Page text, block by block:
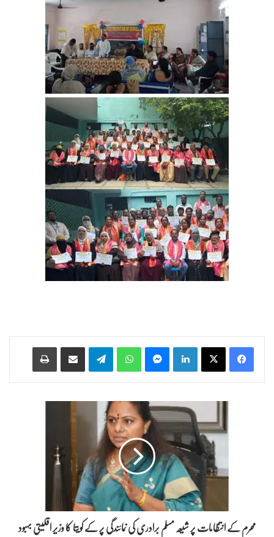
LinkedIn
WhatsApp
Telegram
محرم کے انتظامات پر شیعہ مسلم برادری کی نمائندگی پر کے کویتا کا وزیر اقلیتی بہبود